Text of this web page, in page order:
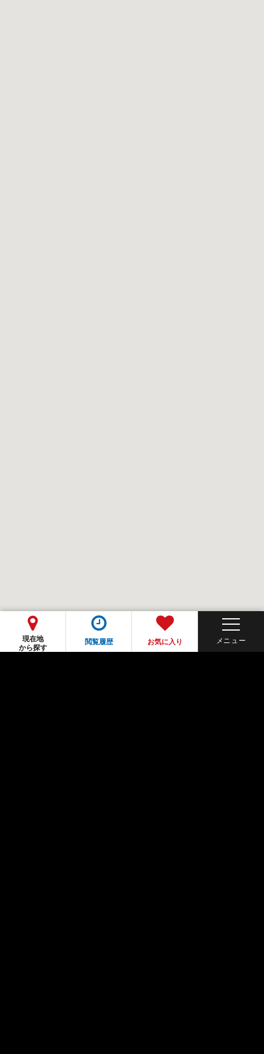
現在地
から探す
閲覧履歴 お気に入り